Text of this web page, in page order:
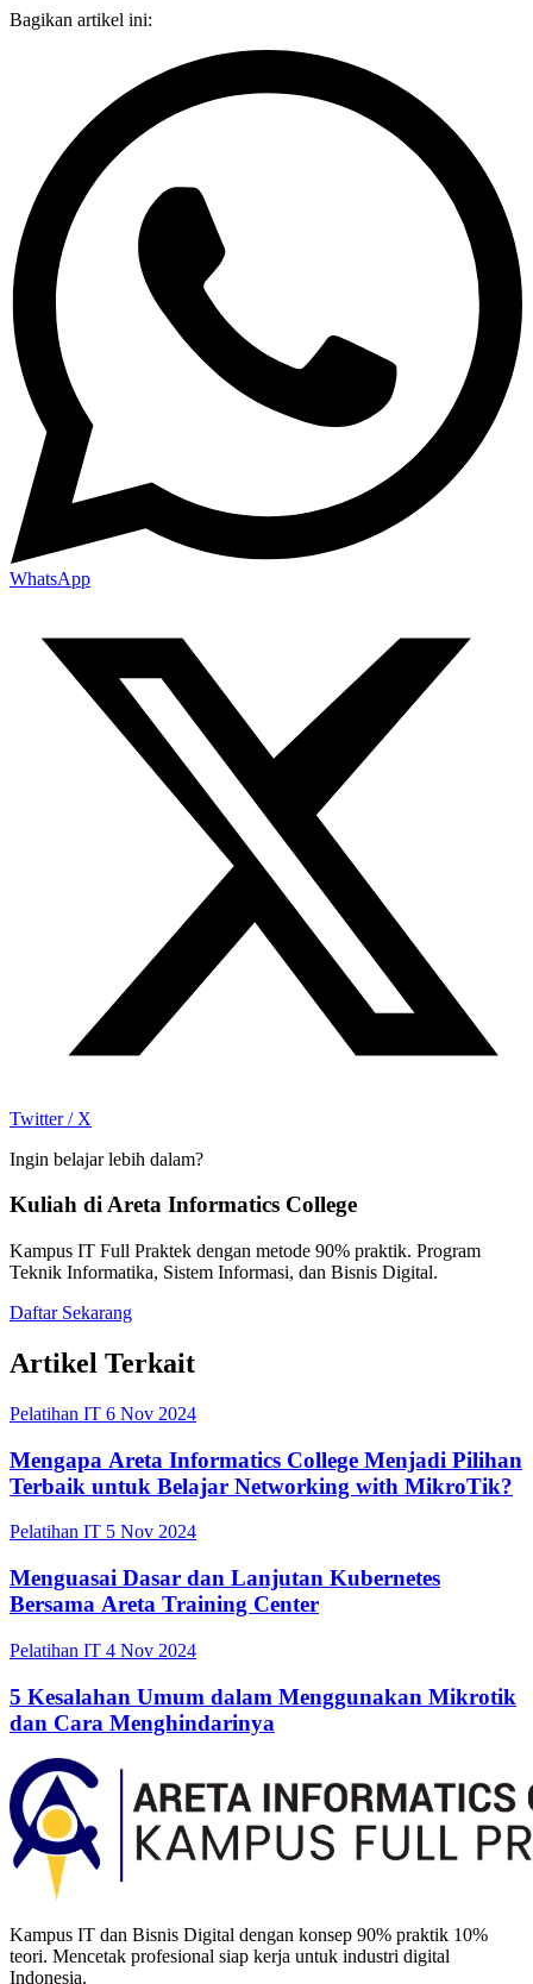
Bagikan artikel ini:
WhatsApp
Twitter / X
Ingin belajar lebih dalam?
Kuliah di Areta Informatics College
Kampus IT Full Praktek dengan metode 90% praktik. Program
Teknik Informatika, Sistem Informasi, dan Bisnis Digital.
Daftar Sekarang
Artikel Terkait
Pelatihan IT 6 Nov 2024
Mengapa Areta Informatics College Menjadi Pilihan
Terbaik untuk Belajar Networking with MikroTik?
Pelatihan IT 5 Nov 2024
Menguasai Dasar dan Lanjutan Kubernetes
Bersama Areta Training Center
Pelatihan IT 4 Nov 2024
5 Kesalahan Umum dalam Menggunakan Mikrotik
dan Cara Menghindarinya
Kampus IT dan Bisnis Digital dengan konsep 90% praktik 10%
teori. Mencetak profesional siap kerja untuk industri digital
Indonesia.